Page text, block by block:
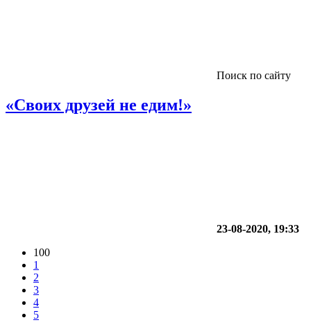
Поиск по сайту
«Своих друзей не едим!»
23-08-2020, 19:33
100
1
2
3
4
5